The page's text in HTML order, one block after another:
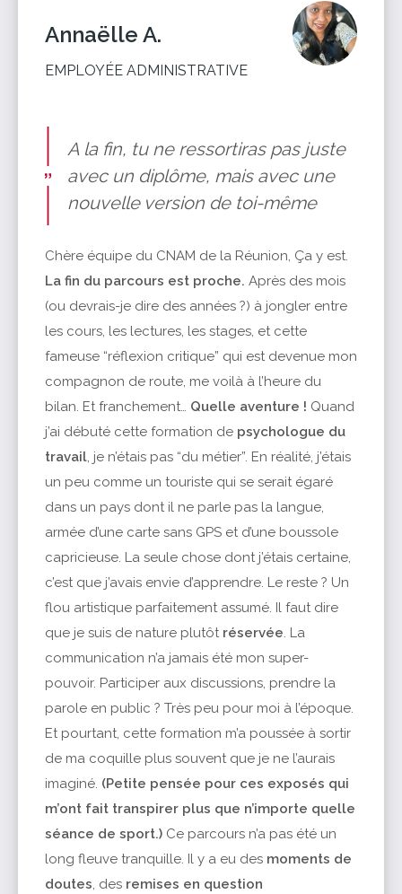
Annaëlle A.
EMPLOYÉE ADMINISTRATIVE
A la fin, tu ne ressortiras pas juste
avec un diplôme, mais avec une
nouvelle version de toi-même
Chère équipe du CNAM de la Réunion, Ça y est.
La fin du parcours est proche. Après des mois
(ou devrais-je dire des années ?) à jongler entre
les cours, les lectures, les stages, et cette
fameuse “réflexion critique” qui est devenue mon
compagnon de route, me voilà à l’heure du
bilan. Et franchement… Quelle aventure ! Quand
j’ai débuté cette formation de psychologue du
travail, je n’étais pas “du métier”. En réalité, j’étais
un peu comme un touriste qui se serait égaré
dans un pays dont il ne parle pas la langue,
armée d’une carte sans GPS et d’une boussole
capricieuse. La seule chose dont j’étais certaine,
c’est que j’avais envie d’apprendre. Le reste ? Un
flou artistique parfaitement assumé. Il faut dire
que je suis de nature plutôt réservée. La
communication n’a jamais été mon super-
pouvoir. Participer aux discussions, prendre la
parole en public ? Très peu pour moi à l’époque.
Et pourtant, cette formation m’a poussée à sortir
de ma coquille plus souvent que je ne l’aurais
imaginé. (Petite pensée pour ces exposés qui
m’ont fait transpirer plus que n’importe quelle
séance de sport.) Ce parcours n’a pas été un
long fleuve tranquille. Il y a eu des moments de
doutes, des remises en question